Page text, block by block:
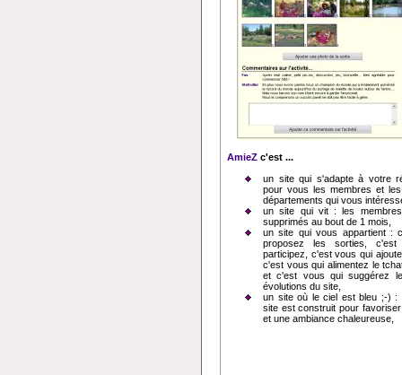
AmieZ c'est ...
un site qui s'adapte à votre
pour vous les membres et
départements qui vous
un site qui vit : les
supprimés au bout de 1 mois,
un site qui vous appartient :
proposez les sorties,
participez, c'est vous qui
c'est vous qui alimentez le
et c'est vous qui suggérez
évolutions du site,
un site où le ciel est bleu ;-) :
site est construit pour
et une ambiance chaleureuse,